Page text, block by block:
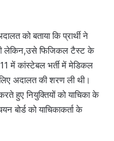
को बताया कि प्रार्थी ने
थी लेकिन,उसे फिजिकल टैस्ट के
में कांस्टेबल भर्ती में मेडिकल
अदालत की शरण ली थी।
हुए नियुक्तियों को याचिका के
बोर्ड को याचिकाकर्ता के